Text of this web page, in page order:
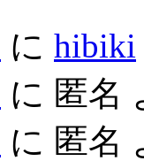
に hibiki
に 匿名
に 匿名